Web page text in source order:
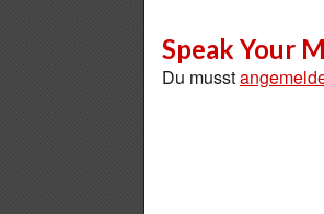
Speak Your
Du musst